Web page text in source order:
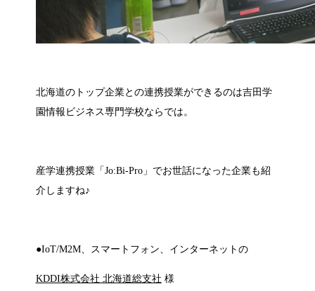
北海道のトップ企業との連携授業ができるのは吉田学
園情報ビジネス専門学校ならでは。
産学連携授業「Jo:Bi-Pro」でお世話になった企業も紹
介しますね♪
●IoT/M2M、スマートフォン、インターネットの
KDDI株式会社 北海道総支社 様